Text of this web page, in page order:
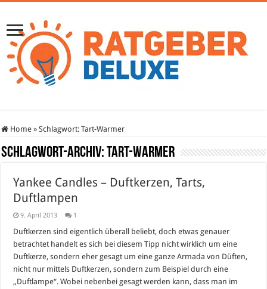
Home » Schlagwort:Tart-Warmer
Schlagwort-Archiv:Tart-Warmer
Yankee Candles – Duftkerzen, Tarts,
Duftlampen
9. April 2013 1
Duftkerzen sind eigentlich überall beliebt, doch etwas genauer
betrachtet handelt es sich bei diesem Tipp nicht wirklich um eine
Duftkerze, sondern eher gesagt um eine ganze Armada von Düften,
nicht nur mittels Duftkerzen, sondern zum Beispiel durch eine
„Duftlampe“. Wobei nebenbei gesagt werden kann, dass man im